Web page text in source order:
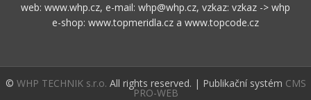
web: www.whp.cz, e-mail: whp@whp.cz, vzkaz: vzkaz -> whp
e-shop: www.topmeridla.cz a www.topcode.cz
© WHP TECHNIK s.r.o. All rights reserved. | Publikační systém CMS
PRO-WEB